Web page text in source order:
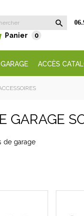

Panier 0
ACCÈS
GARAGE
de garage